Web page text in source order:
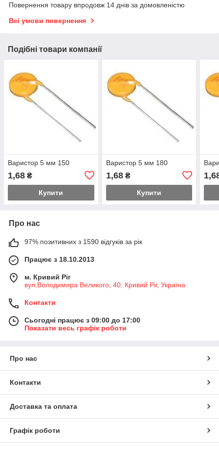
Повернення товару впродовж 14 днів за домовленістю
Всі умови повернення
Подібні товари компанії
Варистор 5 мм 150
1,68 ₴
Купити
Варистор 5 мм 180
1,68₴
Купити
Про нас
97% позитивних з 1590 відгуків за рік
Працює з 18.10.2013
м. Кривий Ріг
вул.Володимира Великого, 40, Кривий Ріг, Україна
Контакти
Сьогодні працює з 09:00 до 17:00
Показати весь графік роботи
Про нас
Контакти
Доставка та оплата
Графік роботи